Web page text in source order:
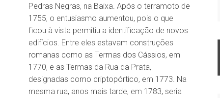
Pedras Negras, na Baixa. Após o terramoto de
1755, o entusiasmo aumentou, pois o que
ficou à vista permitiu a identificação de novos
edifícios. Entre eles estavam construções
romanas como as Termas dos Cássios, em
1770, e as Termas da Rua da Prata,
designadas como criptopórtico, em 1773. Na
mesma rua, anos mais tarde, em 1783, seria